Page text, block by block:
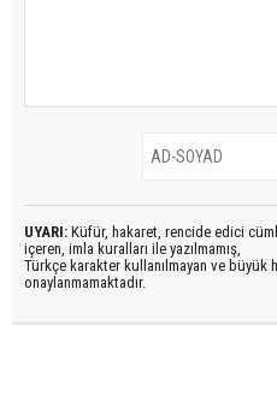
UYARI: Küfür, hakaret, rencide edici
içeren, imla kuralları ile yazılmamış,
Türkçe karakter kullanılmayan ve büyük
onaylanmamaktadır.